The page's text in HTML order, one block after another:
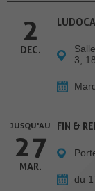
2
DEC.
3,
JUSQU'AU
27
MAR.
FIN &
du